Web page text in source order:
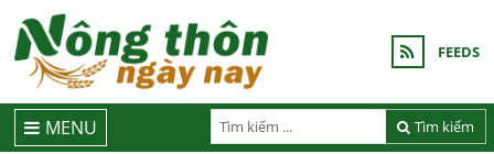
FEEDS
Tìm kiếm
MENU